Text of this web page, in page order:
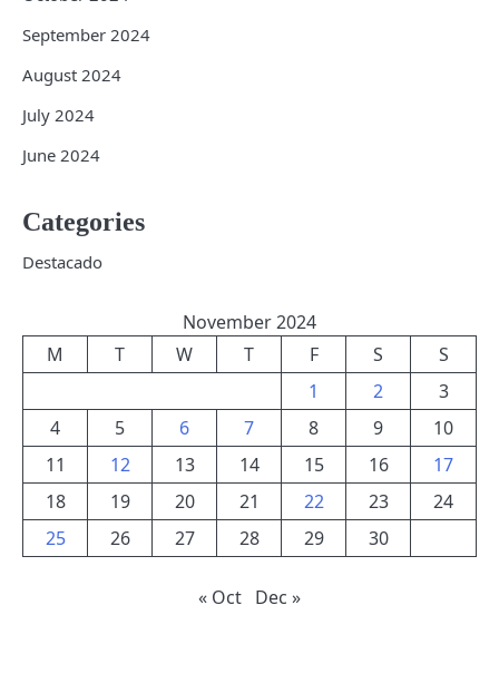
September 2024
August 2024
July 2024
June 2024
Categories
Destacado
November 2024
M
T W T F S
S
1
2
3
4
5 6 7 8 9
10
11
12 13 14 15 16
17
18
19 20 21 22 23
24
25
26 27 28 29 30
« Oct Dec »